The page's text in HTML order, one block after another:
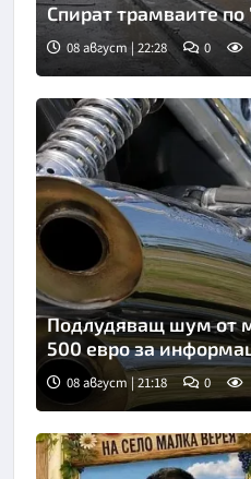
Спират трамваите по
08 август | 22:28 0
Подлудяващ шум от
500 евро за
08 август | 21:18 0